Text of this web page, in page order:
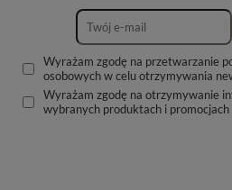
Wyrażam zgodę na przetwarzanie
osobowych w celu otrzymywania
Wyrażam zgodę na otrzymywanie
wybranych produktach i promocjach